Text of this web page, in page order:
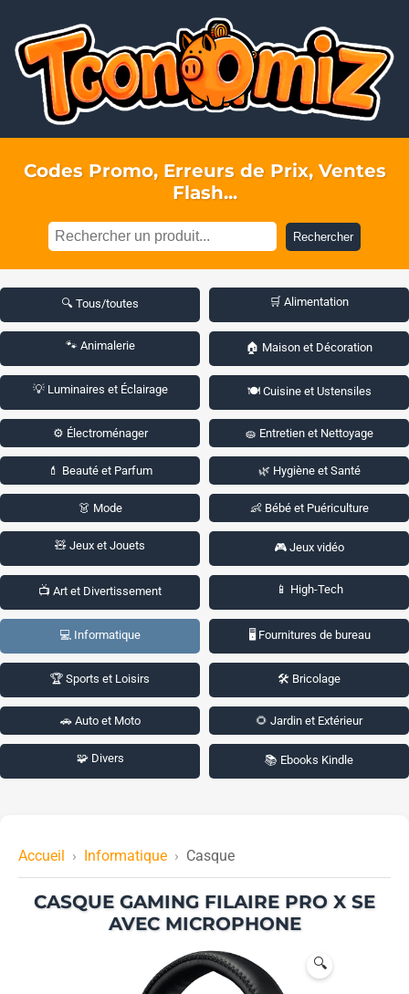
Codes Promo, Erreurs de Prix, Ventes
Flash...
Rechercher
🔍 Tous/toutes 🛒 Alimentation
🐾 Animalerie 🏠 Maison et Décoration
💡 Luminaires et Éclairage 🍽️ Cuisine et Ustensiles
⚙️ Électroménager 🧽 Entretien et Nettoyage
💄 Beauté et Parfum 🌿 Hygiène et Santé
👗 Mode 👶 Bébé et Puériculture
🧸 Jeux et Jouets 🎮 Jeux vidéo
📺 Art et Divertissement 📱 High-Tech
💻 Informatique 🖥️ Fournitures de bureau
🏆 Sports et Loisirs 🛠️ Bricolage
🚗 Auto et Moto 🌻 Jardin et Extérieur
🧩 Divers 📚 Ebooks Kindle
Accueil Informatique Casque
CASQUE GAMING FILAIRE PRO X SE
AVEC MICROPHONE
🔍